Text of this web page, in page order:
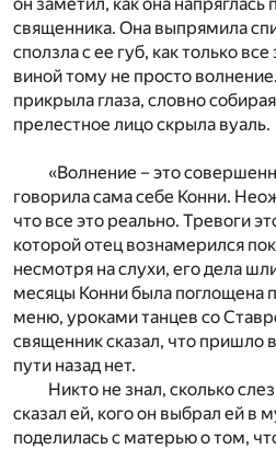
священника. Она выпрямила
сползла с ее губ, как только
виной тому не просто
прикрыла глаза, словно
прелестное лицо скрыла вуаль.
«Волнение – это
говорила сама себе Конни.
что все это реально. Тревоги
которой отец вознамерился
несмотря на слухи, его дела
месяцы Конни была поглощена
меню, уроками танцев со
священник сказал, что пришло
пути назад нет.
Никто не знал, сколько
сказал ей, кого он выбрал ей в
поделилась с матерью о том,